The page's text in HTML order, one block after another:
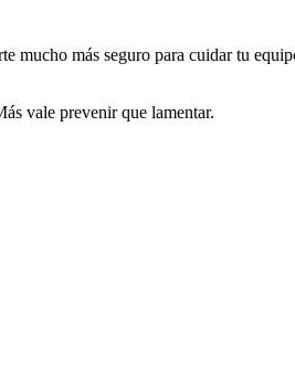
mucho más seguro para cuidar tu
vale prevenir que lamentar.